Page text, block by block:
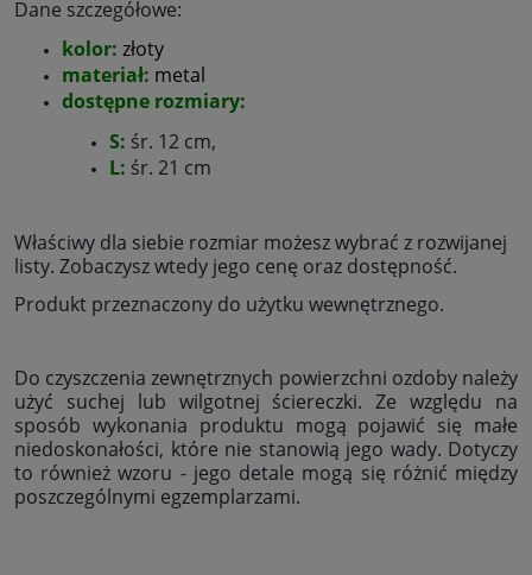
Dane szczegółowe:
kolor: złoty
materiał: metal
dostępne rozmiary:
S: śr. 12 cm,
L: śr. 21 cm
Właściwy dla siebie rozmiar możesz wybrać z rozwijanej
listy. Zobaczysz wtedy jego cenę oraz dostępność.
Produkt przeznaczony do użytku wewnętrznego.
Do czyszczenia zewnętrznych powierzchni ozdoby należy
użyć suchej lub wilgotnej ściereczki. Ze względu na
sposób wykonania produktu mogą pojawić się małe
niedoskonałości, które nie stanowią jego wady. Dotyczy
to również wzoru - jego detale mogą się różnić między
poszczególnymi egzemplarzami.